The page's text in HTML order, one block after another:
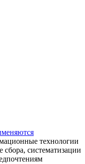
технологии
систематизации